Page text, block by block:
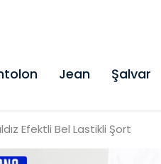
Jean Şalvar
Efektli Bel Lastikli Şort